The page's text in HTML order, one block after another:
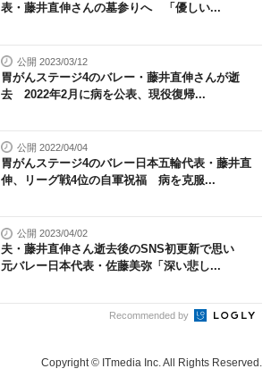
表・藤井直伸さんの墓参りへ 「優しい...
公開 2023/03/12
胃がんステージ4のバレー・藤井直伸さんが逝
去 2022年2月に病を公表、現役復帰...
公開 2022/04/04
胃がんステージ4のバレー日本五輪代表・藤井直
伸、リーグ戦4位の自軍祝福 病を克服...
公開 2023/04/02
夫・藤井直伸さん逝去後のSNS初更新で思い
元バレー日本代表・佐藤美弥「深い悲し...
Recommended by
Copyright © ITmedia Inc. All Rights Reserved.